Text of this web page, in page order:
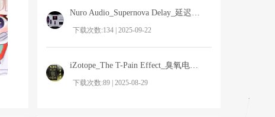
Nuro Audio_Supernova Delay_延迟效果器
下载次数:134 | 2025-09-22
iZotope_The T-Pain Effect_臭氧电音X64位
下载次数:89 | 2025-08-29